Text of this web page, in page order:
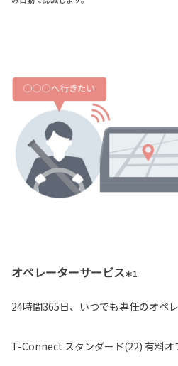
オペレーターサービス＊1
24時間365日、いつでも専任のオペ
T-Connect スタンダード(22) 有料オ